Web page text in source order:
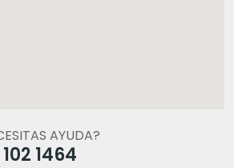
AYUDA?
102 1464